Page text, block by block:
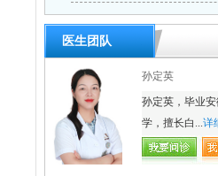
医生团队
孙定英
孙定英，毕业
学，擅长白...详